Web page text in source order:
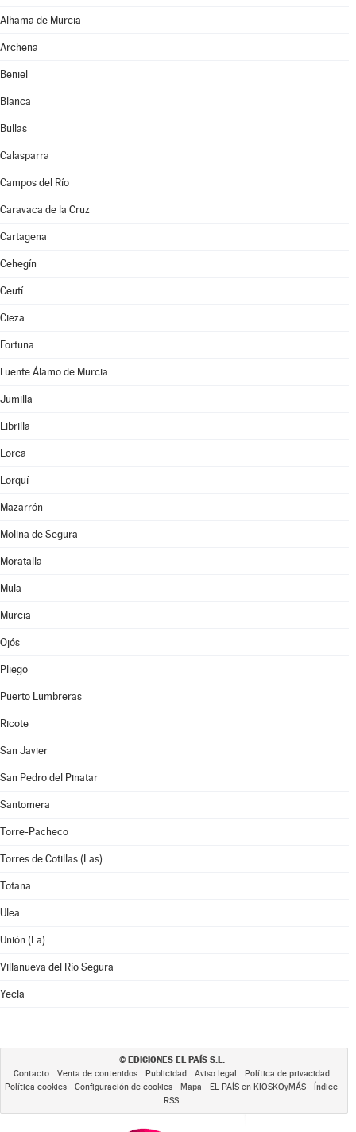
Alhama de Murcia
Archena
Beniel
Blanca
Bullas
Calasparra
Campos del Río
Caravaca de la Cruz
Cartagena
Cehegín
Ceutí
Cieza
Fortuna
Fuente Álamo de Murcia
Jumilla
Librilla
Lorca
Lorquí
Mazarrón
Molina de Segura
Moratalla
Mula
Murcia
Ojós
Pliego
Puerto Lumbreras
Ricote
San Javier
San Pedro del Pinatar
Santomera
Torre-Pacheco
Torres de Cotillas (Las)
Totana
Ulea
Unión (La)
Villanueva del Río Segura
Yecla
© EDICIONES EL PAÍS S.L.
Contacto Venta de contenidos Publicidad Aviso legal
Política de privacidad
Política cookies
Configuración de cookies Mapa EL PAÍS en KIOSKOyMÁS
Índice
RSS